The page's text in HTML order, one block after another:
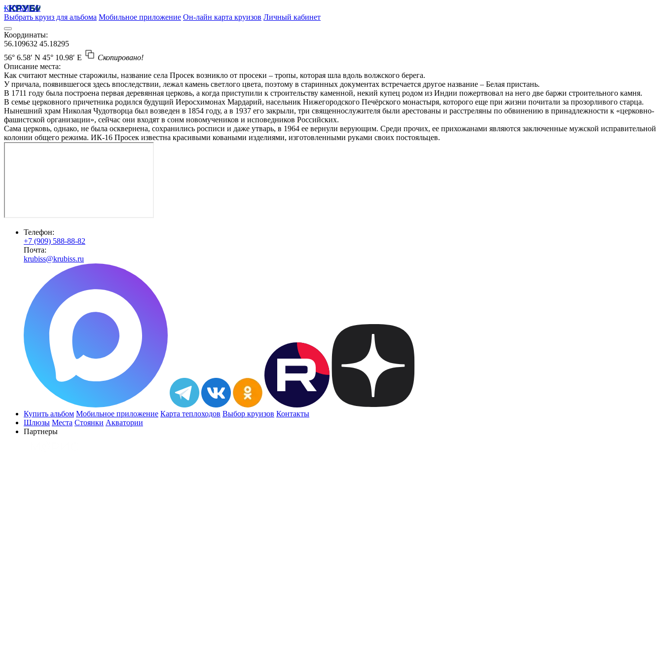
КРУБИСС
Выбрать круиз для альбома Мобильное приложение Он-лайн карта круизов Личный кабинет
Координаты:
56.109632 45.18295
56° 6.58′ N 45° 10.98′ E
Скопировано!
Описание места:
Как считают местные старожилы, название села Просек возникло от просеки – тропы, которая шла вдоль волжского берега.
У причала, появившегося здесь впоследствии, лежал камень светлого цвета, поэтому в старинных документах встречается другое название – Белая пристань.
В 1711 году была построена первая деревянная церковь, а когда приступили к строительству каменной, некий купец родом из Индии пожертвовал на него две баржи строительного камня.
В семье церковного причетника родился будущий Иеросхимонах Мардарий, насельник Нижегородского Печёрского монастыря, которого еще при жизни почитали за прозорливого старца.
Нынешний храм Николая Чудотворца был возведен в 1854 году, а в 1937 его закрыли, три священнослужителя были арестованы и расстреляны по обвинению в принадлежности к «церковно-
фашистской организации», сейчас они входят в сонм новомучеников и исповедников Российских.
Сама церковь, однако, не была осквернена, сохранились росписи и даже утварь, в 1964 ее вернули верующим. Среди прочих, ее прихожанами являются заключенные мужской исправительной
колонии общего режима. ИК-16 Просек известна красивыми коваными изделиями, изготовленными руками своих постояльцев.
Телефон:
+7 (909) 588-88-82
Почта:
krubiss@krubiss.ru
Купить альбом Мобильное приложение Карта теплоходов Выбор круизов Контакты
Шлюзы Места Стоянки Акватории
Партнеры